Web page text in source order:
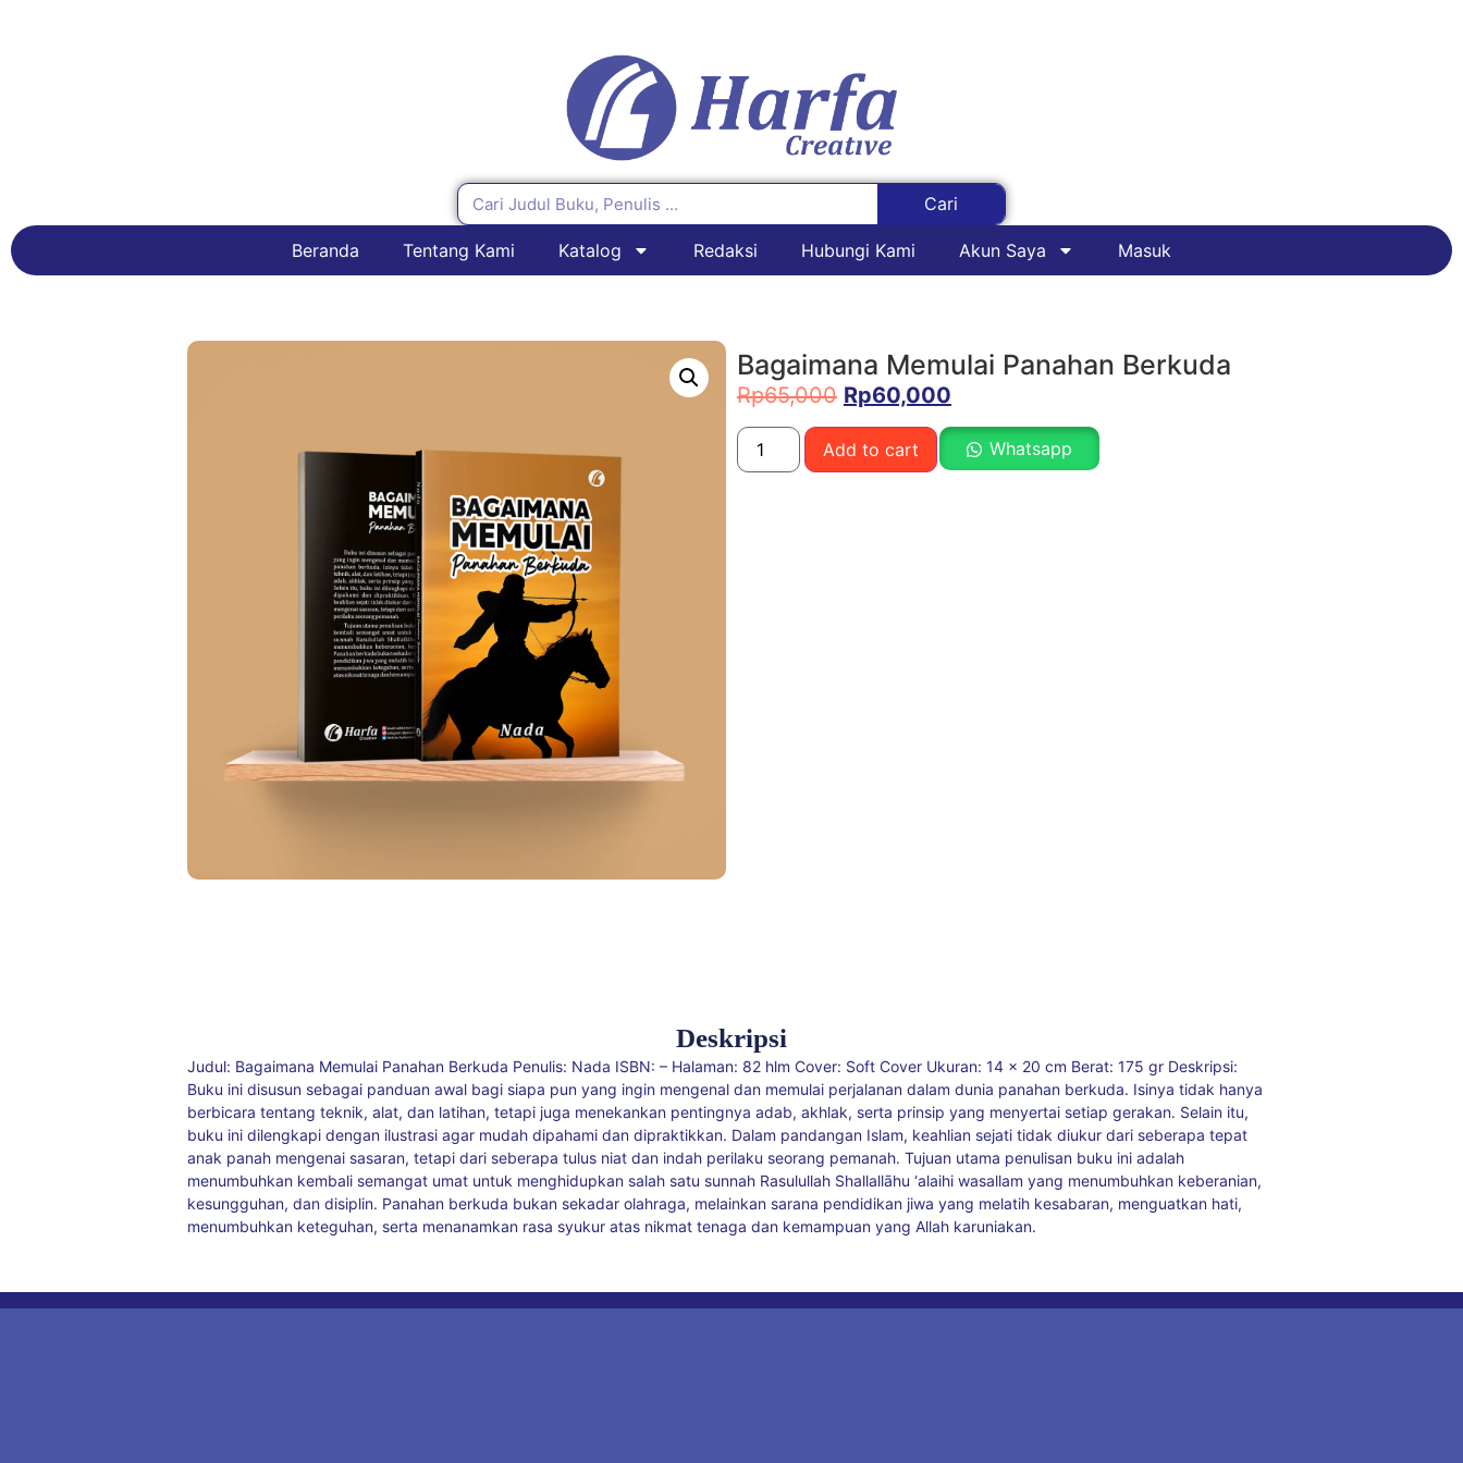
Cari
Beranda Tentang Kami Katalog Redaksi Hubungi Kami Akun Saya Masuk
Bagaimana Memulai Panahan Berkuda
Rp65,000 Rp60,000
Add to cart Whatsapp
Deskripsi
Judul: Bagaimana Memulai Panahan Berkuda Penulis: Nada ISBN: – Halaman: 82 hlm Cover: Soft Cover Ukuran: 14 x 20 cm Berat: 175 gr Deskripsi:
Buku ini disusun sebagai panduan awal bagi siapa pun yang ingin mengenal dan memulai perjalanan dalam dunia panahan berkuda. Isinya tidak hanya
berbicara tentang teknik, alat, dan latihan, tetapi juga menekankan pentingnya adab, akhlak, serta prinsip yang menyertai setiap gerakan. Selain itu,
buku ini dilengkapi dengan ilustrasi agar mudah dipahami dan dipraktikkan. Dalam pandangan Islam, keahlian sejati tidak diukur dari seberapa tepat
anak panah mengenai sasaran, tetapi dari seberapa tulus niat dan indah perilaku seorang pemanah. Tujuan utama penulisan buku ini adalah
menumbuhkan kembali semangat umat untuk menghidupkan salah satu sunnah Rasulullah Shallallāhu ‘alaihi wasallam yang menumbuhkan keberanian,
kesungguhan, dan disiplin. Panahan berkuda bukan sekadar olahraga, melainkan sarana pendidikan jiwa yang melatih kesabaran, menguatkan hati,
menumbuhkan keteguhan, serta menanamkan rasa syukur atas nikmat tenaga dan kemampuan yang Allah karuniakan.